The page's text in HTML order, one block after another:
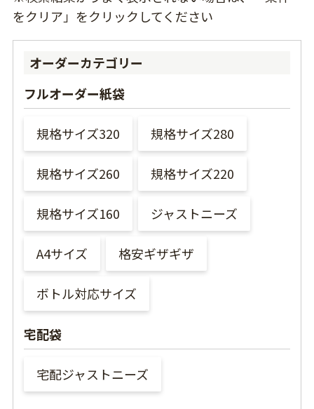
をクリア」をクリックしてください
オーダーカテゴリー
フルオーダー紙袋
規格サイズ320 規格サイズ280
規格サイズ260 規格サイズ220
規格サイズ160 ジャストニーズ
A4サイズ 格安ギザギザ
ボトル対応サイズ
宅配袋
宅配ジャストニーズ